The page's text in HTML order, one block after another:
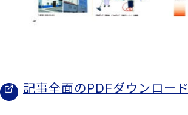
記事全面のPDFダウンロード